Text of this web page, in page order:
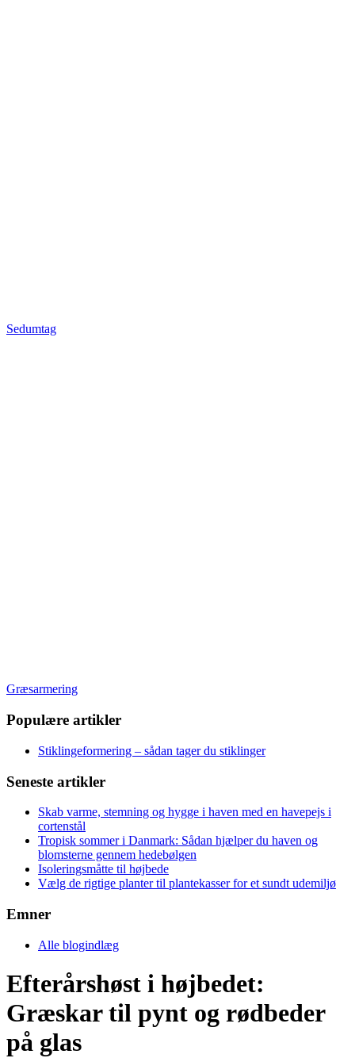
Sedumtag
Græsarmering
Populære artikler
Stiklingeformering – sådan tager du stiklinger
Seneste artikler
Skab varme, stemning og hygge i haven med en havepejs i
cortenstål
Tropisk sommer i Danmark: Sådan hjælper du haven og
blomsterne gennem hedebølgen
Isoleringsmåtte til højbede
Vælg de rigtige planter til plantekasser for et sundt udemiljø
Emner
Alle blogindlæg
Efterårshøst i højbedet:
Græskar til pynt og rødbeder
på glas